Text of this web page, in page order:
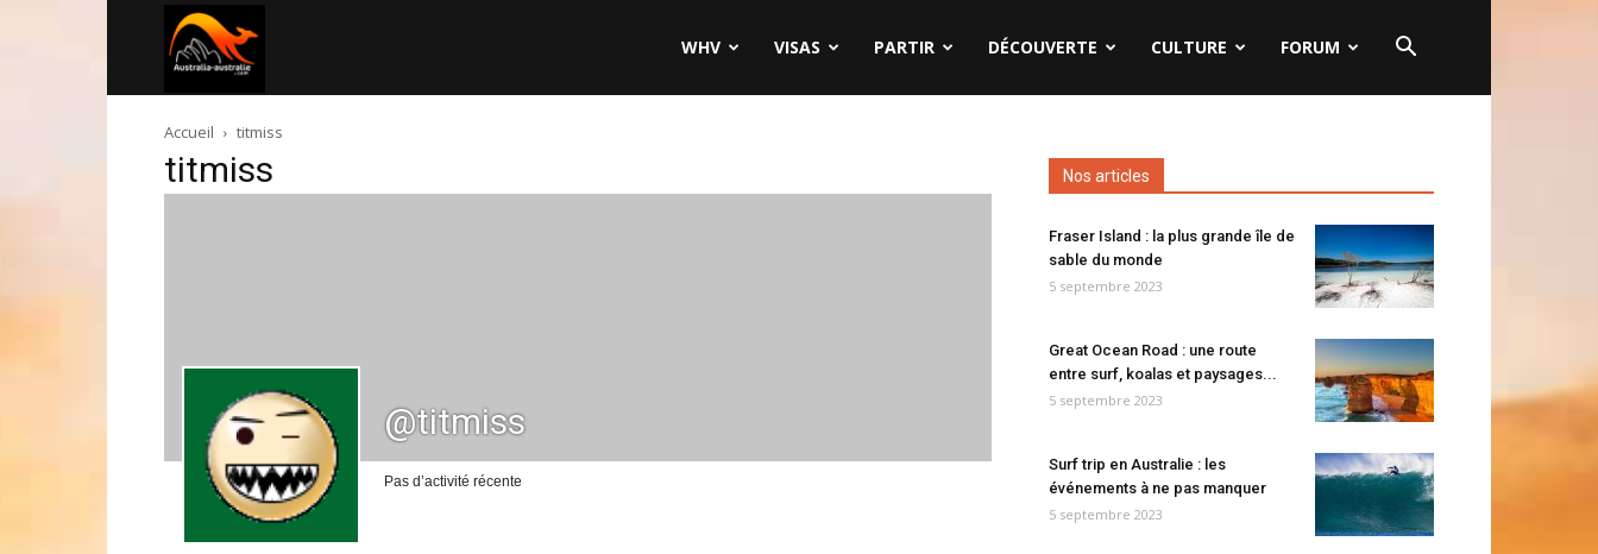
australie.com
WHV VISAS PARTIR DÉCOUVERTE CULTURE FORUM
Accueil titmiss
titmiss
@titmiss
Pas d’activité récente
Nos articles
Fraser Island : la plus grande île de
sable du monde
5 septembre 2023
Great Ocean Road : une route
entre surf, koalas et paysages...
5 septembre 2023
Surf trip en Australie : les
événements à ne pas manquer
5 septembre 2023